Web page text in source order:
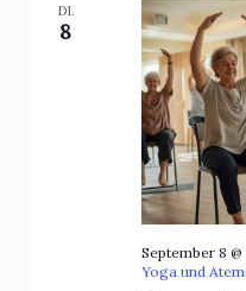
DI.
8
September 8 @
Yoga und